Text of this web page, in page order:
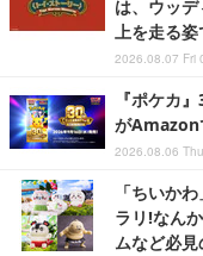
は、ウッ
上を走る
2026.08.07 Fri
『ポケカ
がAmazon
2026.08.06
「ちいか
ラリ!なん
ムなど必